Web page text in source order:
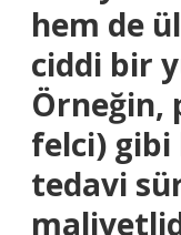
hem de
ciddi bir
Örneğin,
felci) gibi
tedavi